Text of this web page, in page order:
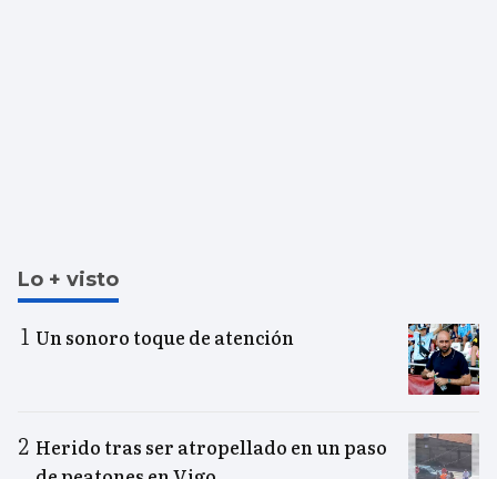
Lo + visto
Un sonoro toque de atención
Herido tras ser atropellado en un paso